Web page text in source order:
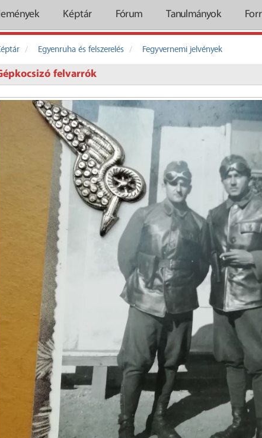
Képtár Fórum Tanulmányok
Egyenruha és felszerelés Fegyvernemi jelvények
felvarrók